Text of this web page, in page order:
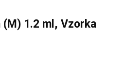
1.2 ml, Vzorka